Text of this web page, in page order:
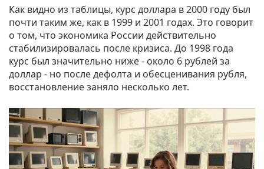
Как видно из таблицы, курс доллара в 2000 году был
почти таким же, как в 1999 и 2001 годах. Это говорит
о том, что экономика России действительно
стабилизировалась после кризиса. До 1998 года
курс был значительно ниже - около 6 рублей за
доллар - но после дефолта и обесценивания рубля,
восстановление заняло несколько лет.